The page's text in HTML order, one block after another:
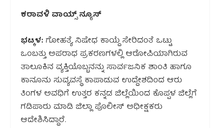
ಕರಾವಳಿ ವಾಯ್ಸ್ ನ್ಯೂಸ್
ಭಟ್ಕಳ:ಗೋಹತ್ಯೆ ನಿಷೇಧ ಕಾಯ್ದೆ ಸೇರಿದಂತೆ ಒಟ್ಟು
ಒಂಬತ್ತು ಅಪರಾಧ ಪ್ರಕರಣಗಳಲ್ಲಿ ಆರೋಪಿಯಾಗಿರುವ
ತಾಲೂಕಿನ ವ್ಯಕ್ತಿಯೊಬ್ಬನನ್ನು ಸಾರ್ವಜನಿಕ ಶಾಂತಿ ಹಾಗೂ
ಕಾನೂನು ಸುವ್ಯವಸ್ಥೆ ಕಾಪಾಡುವ ಉದ್ದೇಶದಿಂದ ಆರು
ತಿಂಗಳ ಅವಧಿಗೆ ಉತ್ತರ ಕನ್ನಡ ಜಿಲ್ಲೆಯಿಂದ ಕೊಪ್ಪಳ ಜಿಲ್ಲೆಗೆ
ಗಡಿಪಾರು ಮಾಡಿ ಜಿಲ್ಲಾ ಪೊಲೀಸ್ ಅಧೀಕ್ಷಕರು
ಆದೇಶಿಸಿದ್ದಾರೆ.